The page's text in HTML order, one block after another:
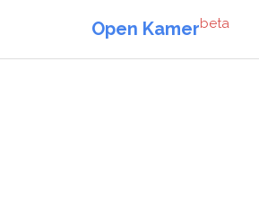
Open Kamerbeta